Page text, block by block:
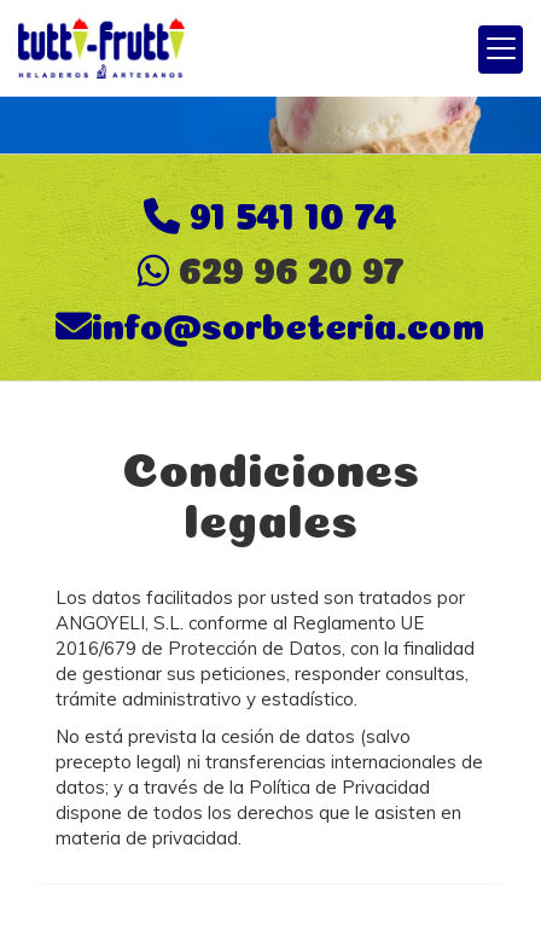
91 541 10 74
629 96 20 97
info sorbeteria.com
Condiciones
legales
Los datos facilitados por usted son tratados por
ANGOYELI, S.L.
conforme al Reglamento UE
2016/679 de Protección de Datos, con la finalidad
de gestionar sus peticiones, responder consultas,
trámite administrativo y estadístico.
No está prevista la cesión de datos (salvo
precepto legal) ni transferencias internacionales de
datos; y a través de la Política de Privacidad
dispone de todos los derechos que le asisten en
materia de privacidad.